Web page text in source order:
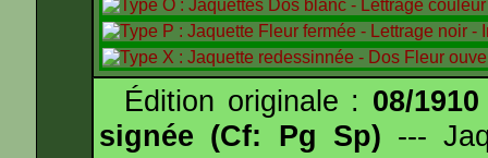
Édition originale : 08/1910
signée (Cf: Pg Sp) ---